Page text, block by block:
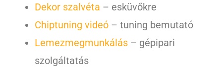
Dekor szalvéta – esküvőkre
Chiptuning videó – tuning bemutató
Lemezmegmunkálás – gépipari
szolgáltatás